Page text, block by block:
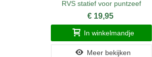
RVS statief voor puntzeef
€ 19,95
In winkelmandje
Meer bekijken